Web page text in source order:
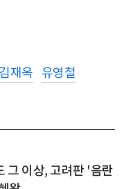
김재옥
유영철
그 이상, 고려판 '음란